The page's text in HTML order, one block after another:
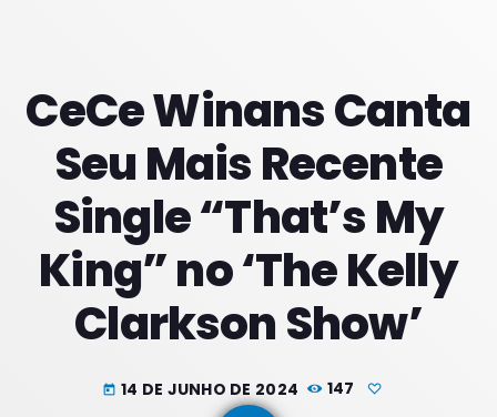
CeCe Winans Canta
Seu Mais Recente
Single “That’s My
King” no ‘The Kelly
Clarkson Show’
today 14 DE JUNHO DE 2024 147